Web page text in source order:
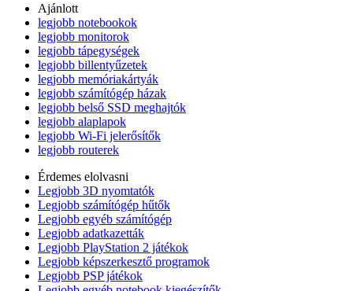
Ajánlott
legjobb notebookok
legjobb monitorok
legjobb tápegységek
legjobb billentyűzetek
legjobb memóriakártyák
legjobb számítógép házak
legjobb belső SSD meghajtók
legjobb alaplapok
legjobb Wi-Fi jelerősítők
legjobb routerek
Érdemes elolvasni
Legjobb 3D nyomtatók
Legjobb számítógép hűtők
Legjobb egyéb számítógép
Legjobb adatkazetták
Legjobb PlayStation 2 játékok
Legjobb képszerkesztő programok
Legjobb PSP játékok